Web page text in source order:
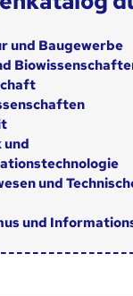
und Baugewerbe
und
und